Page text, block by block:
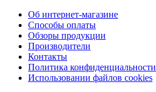
Об интернет-магазине
Способы оплаты
Обзоры продукции
Производители
Контакты
Политика конфиденциальности
Использовании файлов cookies